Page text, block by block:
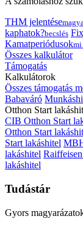
THM jelentése
kaphatok?becslés
Kamatperiódusokmi
Összes kalkulátor
Támogatás
Kalkulátorok
Összes támogatás
Babaváró
Otthon Start
CIB Otthon Start
Otthon Start
Start lakáshitel
lakáshitel
lakáshitel
Tudástár
Gyors